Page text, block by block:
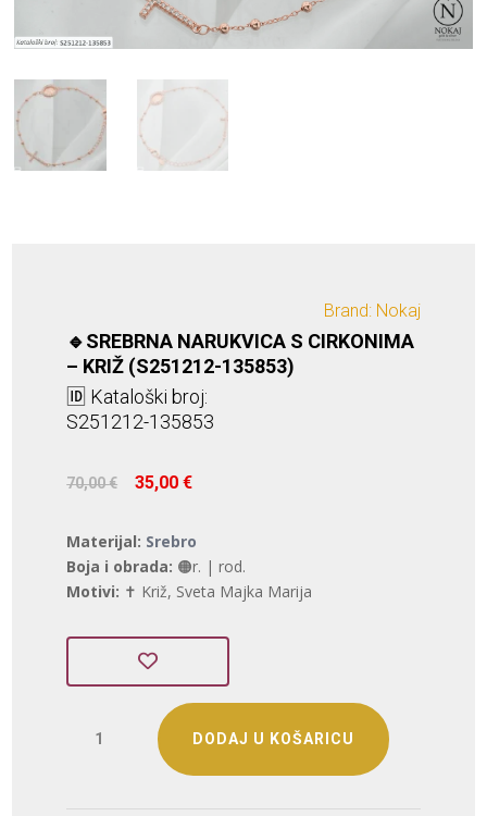
Brand: Nokaj
🔹SREBRNA NARUKVICA S CIRKONIMA
– KRIŽ (S251212-135853)
🆔 Kataloški broj:
S251212-135853
70,00€ Izvorna
cijena
bila
je:
70,00 €.
35,00€
35,00 €.
Materijal: Srebro
Boja i obrada: 🟠r. | rod.
Motivi: ✝️ Križ, Sveta Majka Marija
NARUKVICA
DODAJ U KOŠARICU